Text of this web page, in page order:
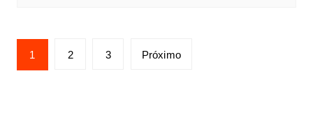
1 2 3 Próximo